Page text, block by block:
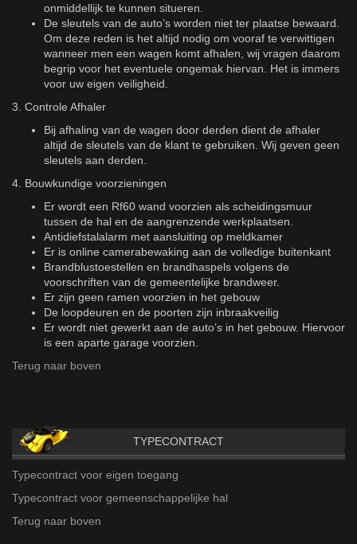
onmiddellijk te kunnen situeren.
De sleutels van de auto’s worden niet ter plaatse bewaard.
Om deze reden is het altijd nodig om vooraf te verwittigen
wanneer men een wagen komt afhalen, wij vragen daarom
begrip voor het eventuele ongemak hiervan. Het is immers
voor uw eigen veiligheid.
3. Controle Afhaler
Bij afhaling van de wagen door derden dient de afhaler
altijd de sleutels van de klant te gebruiken. Wij geven geen
sleutels aan derden.
4. Bouwkundige voorzieningen
Er wordt een Rf60 wand voorzien als scheidingsmuur
tussen de hal en de aangrenzende werkplaatsen.
Antidiefstalalarm met aansluiting op meldkamer
Er is online camerabewaking aan de volledige buitenkant
Brandblustoestellen en brandhaspels volgens de
voorschriften van de gemeentelijke brandweer.
Er zijn geen ramen voorzien in het gebouw
De loopdeuren en de poorten zijn inbraakveilig
Er wordt niet gewerkt aan de auto’s in het gebouw. Hiervoor
is een aparte garage voorzien.
Terug naar boven
TYPECONTRACT
Typecontract voor eigen toegang
Typecontract voor gemeenschappelijke hal
Terug naar boven